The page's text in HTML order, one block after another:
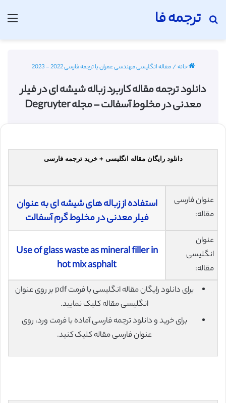
ترجمه فا
جستجو برای
خانه/مقاله انگلیسی مهندسی عمران با ترجمه فارسی 2022 - 2023
دانلود ترجمه مقاله کاربرد زباله شیشه ای در فیلر
معدنی در مخلوط آسفالت – مجله Degruyter
دانلود رایگان مقاله انگلیسی + خرید ترجمه فارسی
عنوان فارسی
مقاله:
استفاده از زباله های شیشه ای به عنوان
فیلر معدنی در مخلوط گرم آسفالت
عنوان
انگلیسی
مقاله:
Use of glass waste as mineral filler in
hot mix asphalt
برای دانلود رایگان مقاله انگلیسی با فرمت pdf بر روی عنوان
انگلیسی مقاله کلیک نمایید.
برای خرید و دانلود ترجمه فارسی آماده با فرمت ورد، روی
عنوان فارسی مقاله کلیک کنید.